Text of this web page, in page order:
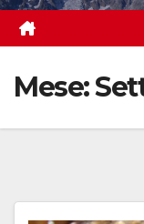
Mese: